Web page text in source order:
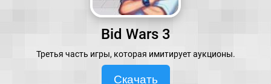
Bid Wars 3
Третья часть игры, которая имитирует аукционы.
Скачать